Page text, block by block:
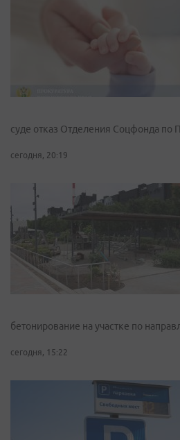
суде отказ Отделения Соцфонда по
сегодня, 20:19
бетонирование на участке по
сегодня, 15:22